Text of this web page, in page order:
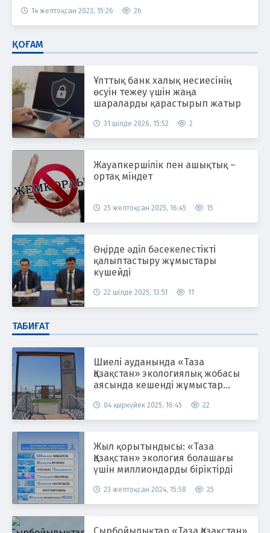
14 желтоқсан 2023, 15:26 26
ҚОҒАМ
Ұлттық банк халық несиесінің
өсуін тежеу үшін жаңа
шараларды қарастырып жатыр
31 шілде 2026, 15:52 2
Жауапкершілік пен ашықтық –
ортақ міндет
25 желтоқсан 2025, 16:45 15
Өңірде әділ бәсекелестікті
қалыптастыру жұмыстары
күшейді
22 шілде 2025, 13:51 11
ТАБИҒАТ
Шиелі ауданында «Таза
Қазақстан» экологиялық жобасы
аясында кешенді жұмыстар
04 қыркүйек 2025, 16:45 22
Жыл қорытындысы: «Таза
Қазақстан» экология болашағы
үшін миллиондарды біріктірді
23 желтоқсан 2024, 15:58 25